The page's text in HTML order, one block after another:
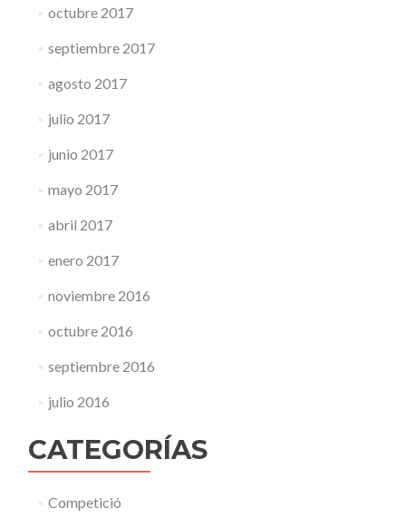
octubre 2017
septiembre 2017
agosto 2017
julio 2017
junio 2017
mayo 2017
abril 2017
enero 2017
noviembre 2016
octubre 2016
septiembre 2016
julio 2016
CATEGORÍAS
Competició